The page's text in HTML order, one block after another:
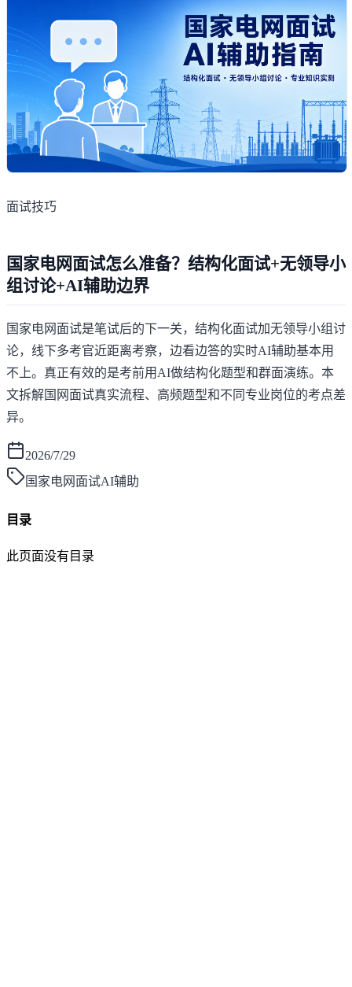
面试技巧
国家电网面试怎么准备？结构化面试+无领导小
组讨论+AI辅助边界
国家电网面试是笔试后的下一关，结构化面试加无领导小组讨
论，线下多考官近距离考察，边看边答的实时AI辅助基本用
不上。真正有效的是考前用AI做结构化题型和群面演练。本
文拆解国网面试真实流程、高频题型和不同专业岗位的考点差
异。
2026/7/29
国家电网面试AI辅助
目录
此页面没有目录